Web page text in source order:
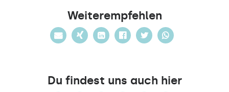
Weiterempfehlen
Du findest uns auch hier